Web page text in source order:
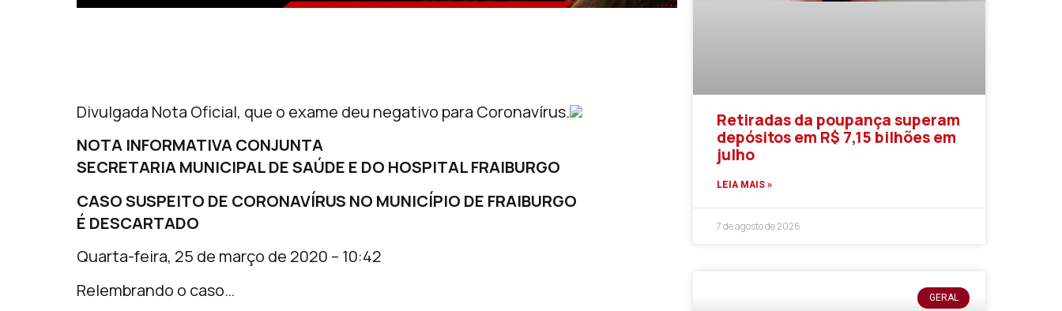
Divulgada Nota Oficial, que o exame deu negativo para Coronavírus.
NOTA INFORMATIVA CONJUNTA
SECRETARIA MUNICIPAL DE SAÚDE E DO HOSPITAL FRAIBURGO
CASO SUSPEITO DE CORONAVÍRUS NO MUNICÍPIO DE FRAIBURGO
É DESCARTADO
Quarta-feira, 25 de março de 2020 – 10:42
Relembrando o caso…
Retiradas da poupança superam
depósitos em R$ 7,15 bilhões em
julho
LEIA MAIS »
7 de agosto de 2026
GERAL